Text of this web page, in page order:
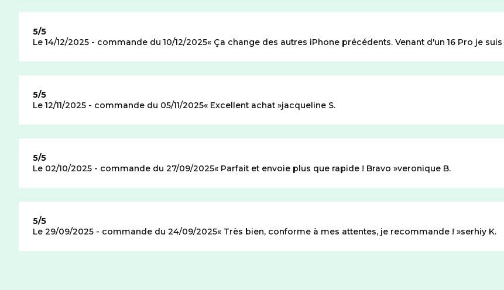
Note de
5/5
Le 14/12/2025 - commande du 10/12/2025
Ça change des autres iPhone précédents. Venant d'un 16 Pro je
Note de
5/5
Le 12/11/2025 - commande du 05/11/2025
Excellent achat jacqueline S.
Note de
5/5
Le 02/10/2025 - commande du 27/09/2025
Parfait et envoie plus que rapide ! Bravo veronique B.
Note de
5/5
Le 29/09/2025 - commande du 24/09/2025
Très bien, conforme à mes attentes, je recommande ! serhiy K.